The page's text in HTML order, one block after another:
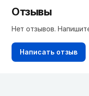
Отзывы
Нет отзывов.
Написать отзыв